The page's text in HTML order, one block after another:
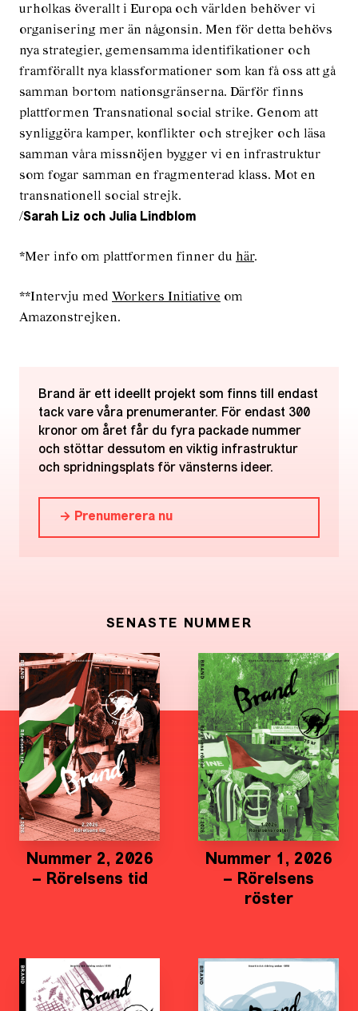
urholkas överallt i Europa och världen behöver vi
organisering mer än någonsin. Men för detta behövs
nya strategier, gemensamma identifikationer och
framförallt nya klassformationer som kan få oss att gå
samman bortom nationsgränserna. Därför finns
plattformen Transnational social strike. Genom att
synliggöra kamper, konflikter och strejker och läsa
samman våra missnöjen bygger vi en infrastruktur
som fogar samman en fragmenterad klass. Mot en
transnationell social strejk.
/Sarah Liz och Julia Lindblom
*Mer info om plattformen finner du här.
**Intervju med Workers Initiative om
Amazonstrejken.
Brand är ett ideellt projekt som finns till endast
tack vare våra prenumeranter. För endast 300
kronor om året får du fyra packade nummer
och stöttar dessutom en viktig infrastruktur
och spridningsplats för vänsterns ideer.
→ Prenumerera nu
SENASTE NUMMER
Nummer 2, 2026
– Rörelsens tid
Nummer 1, 2026
– Rörelsens
röster